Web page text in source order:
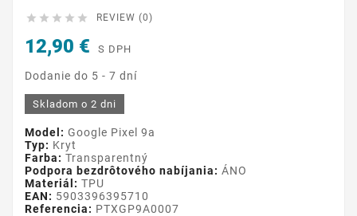
     REVIEW (0)
12,90 € S DPH
Dodanie do 5 - 7 dní
Skladom o 2 dni
Model: Google Pixel 9a
Typ: Kryt
Farba: Transparentný
Podpora bezdrôtového nabíjania: ÁNO
Materiál: TPU
EAN: 5903396395710
Referencia: PTXGP9A0007